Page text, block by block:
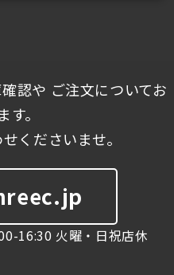
認や ご注文についてお
す。
くださいませ。
16:30 火曜・日祝店休